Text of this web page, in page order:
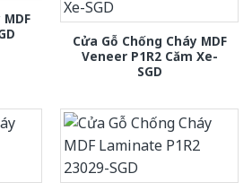
Cửa Gỗ Chống Cháy MDF
Veneer P1R2 Căm Xe-
SGD